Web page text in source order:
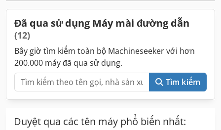
Đã qua sử dụng Máy mài đường dẫn
(12)
Bây giờ tìm kiếm toàn bộ Machineseeker với hơn
200.000 máy đã qua sử dụng.
Tìm kiếm
Duyệt qua các tên máy phổ biến nhất: